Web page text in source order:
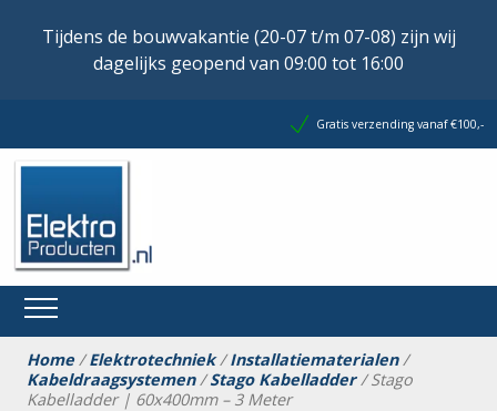
Tijdens de bouwvakantie (20-07 t/m 07-08) zijn wij
dagelijks geopend van 09:00 tot 16:00
Gratis verzending vanaf €100,-
Home/Elektrotechniek/Installatiematerialen/
Kabeldraagsystemen/Stago Kabelladder/ Stago
Kabelladder | 60x400mm – 3 Meter